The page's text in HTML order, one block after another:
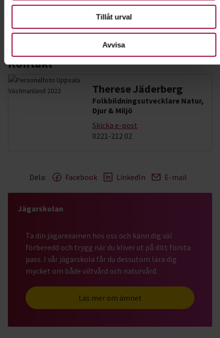
Tillåt urval
Avvisa
I samarbete med
Jägareförbundet Västmanland
Kontakt
Therese Jäderberg
Folkbildningsutvecklare Natur,
Djur & Miljö
Skicka e-post
0221-212 02
Dela: Facebook LinkedIn E-mail
Jägarskolan
Ta din jägarexamen hos oss och känn dig väl
förberedd och trygg när du kliver ut på ditt första
pass. I vår jägarskola får du dessutom lära dig
mycket om både viltvård och naturvård.
Läs mer om ämnet